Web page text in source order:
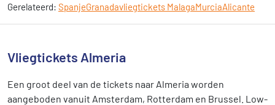
Gerelateerd: SpanjeGranadavliegtickets MalagaMurciaAlicante
Vliegtickets Almeria
Een groot deel van de tickets naar Almeria worden
aangeboden vanuit Amsterdam, Rotterdam en Brussel. Low-